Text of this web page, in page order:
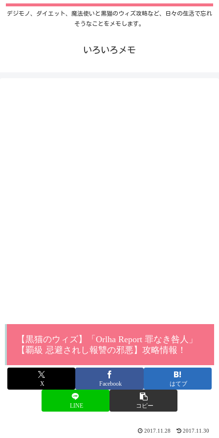
デジモノ、ダイエット、魔法使いと黒猫のウィズ攻略など、日々の生活で忘れ
そうなことをメモします。
いろいろメモ
【黒猫のウィズ】「Orlha Report 罪なき咎人」
【覇級 忌避されし報讐の邪悪】攻略情報！
X Facebook はてブ
LINE コピー
2017.11.28 2017.11.30